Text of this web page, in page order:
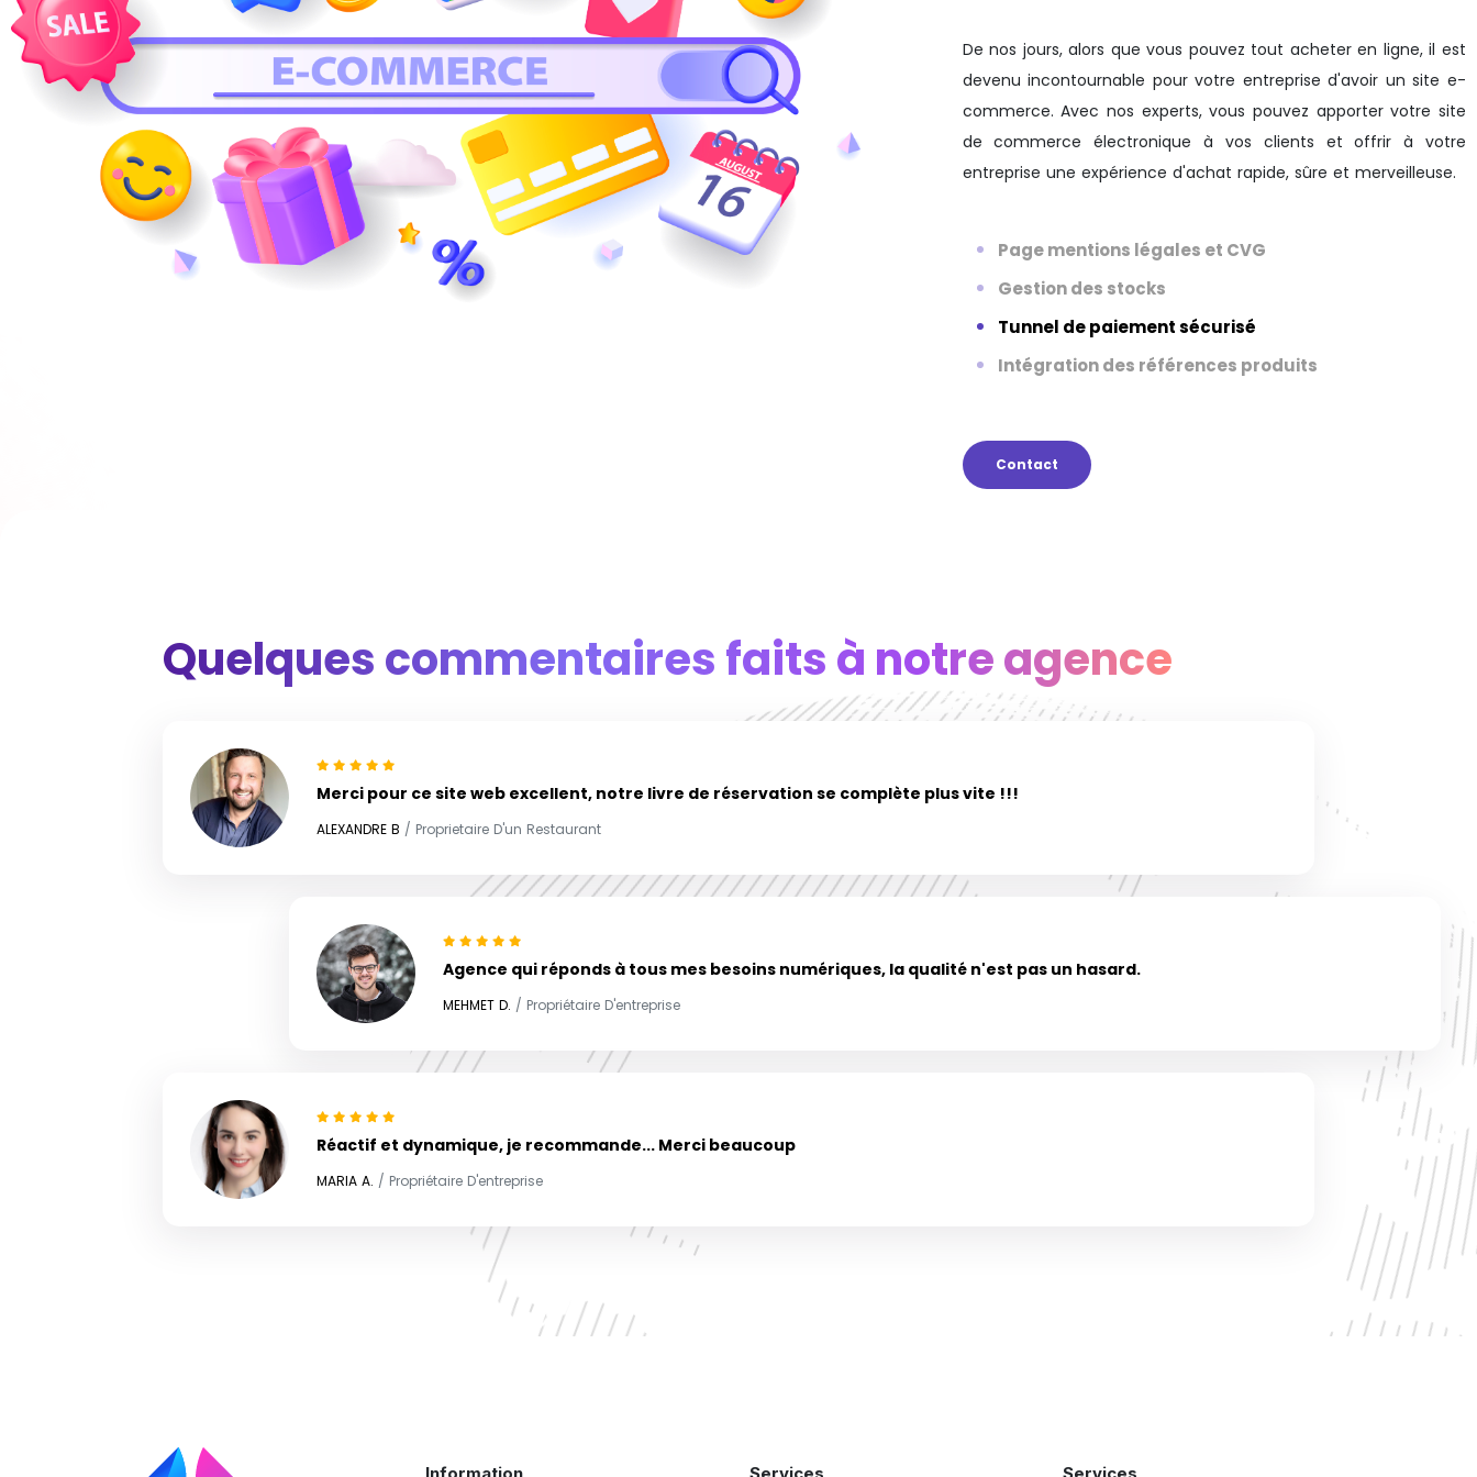
De nos jours, alors que vous pouvez tout acheter en ligne, il est
devenu incontournable pour votre entreprise d'avoir un site e-
commerce. Avec nos experts, vous pouvez apporter votre site
de commerce électronique à vos clients et offrir à votre
entreprise une expérience d'achat rapide, sûre et merveilleuse.
Page mentions légales et CVG
Gestion des stocks
Tunnel de paiement sécurisé
Intégration des références produits
Contact
Quelques commentaires faits à notre agence
Merci pour ce site web excellent, notre livre de réservation se complète plus vite !!!
ALEXANDRE B / Proprietaire D'un Restaurant
Agence qui réponds à tous mes besoins numériques, la qualité n'est pas un hasard.
MEHMET D. / Propriétaire D'entreprise
Réactif et dynamique, je recommande... Merci beaucoup
MARIA A. / Propriétaire D'entreprise